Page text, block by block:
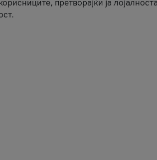
претворајќи ја